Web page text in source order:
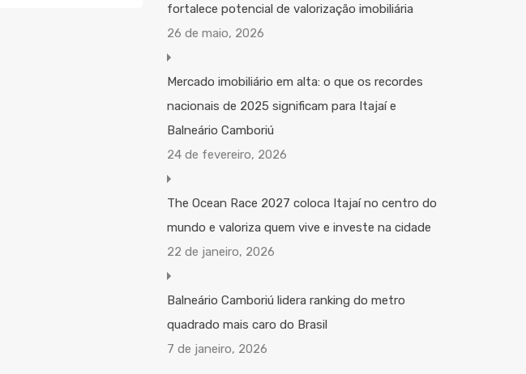
fortalece potencial de valorização imobiliária
26 de maio, 2026
Mercado imobiliário em alta: o que os recordes
nacionais de 2025 significam para Itajaí e
Balneário Camboriú
24 de fevereiro, 2026
The Ocean Race 2027 coloca Itajaí no centro do
mundo e valoriza quem vive e investe na cidade
22 de janeiro, 2026
Balneário Camboriú lidera ranking do metro
quadrado mais caro do Brasil
7 de janeiro, 2026